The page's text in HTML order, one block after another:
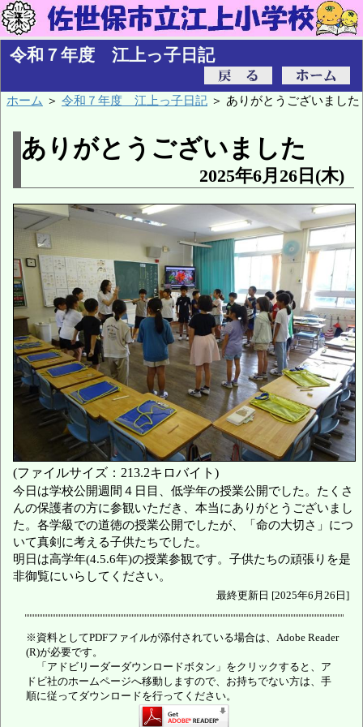
令和７年度 江上っ子日記
ホーム ＞ 令和７年度 江上っ子日記 ＞ ありがとうございました
ありがとうございました
2025年6月26日(木)
(ファイルサイズ：213.2キロバイト)
今日は学校公開週間４日目、低学年の授業公開でした。たくさ
んの保護者の方に参観いただき、本当にありがとうございまし
た。各学級での道徳の授業公開でしたが、「命の大切さ」につ
いて真剣に考える子供たちでした。
明日は高学年(4.5.6年)の授業参観です。子供たちの頑張りを是
非御覧にいらしてください。
最終更新日 [2025年6月26日]
※資料としてPDFファイルが添付されている場合は、Adobe Reader
(R)が必要です。
「アドビリーダーダウンロードボタン」をクリックすると、ア
ドビ社のホームページへ移動しますので、お持ちでない方は、手
順に従ってダウンロードを行ってください。